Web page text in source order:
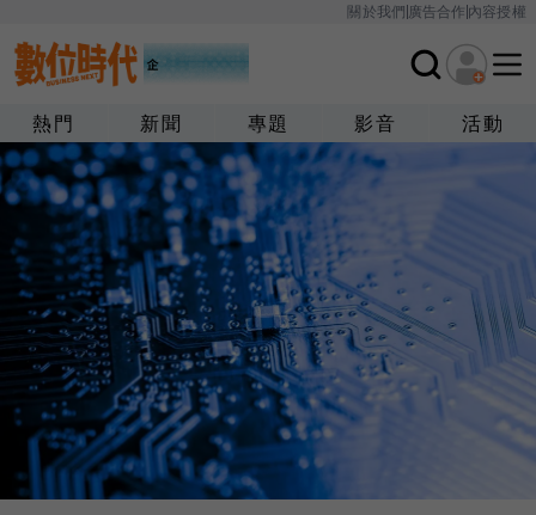
關於我們廣告合作內容授權
熱門 新聞 專題 影音 活動